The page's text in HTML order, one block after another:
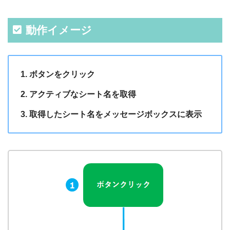
動作イメージ
ボタンをクリック
アクティブなシート名を取得
取得したシート名をメッセージボックスに表示